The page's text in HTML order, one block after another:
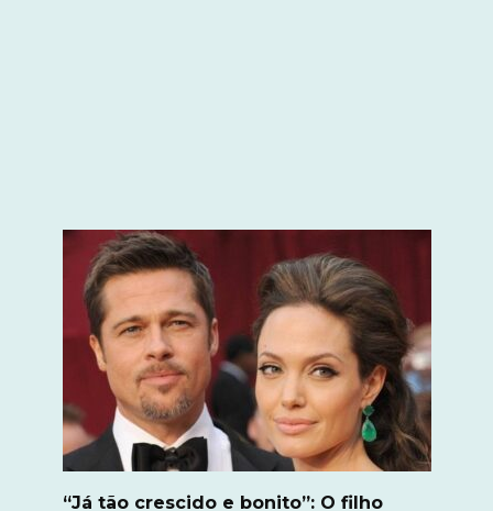
“Já tão crescido e bonito”: O filho